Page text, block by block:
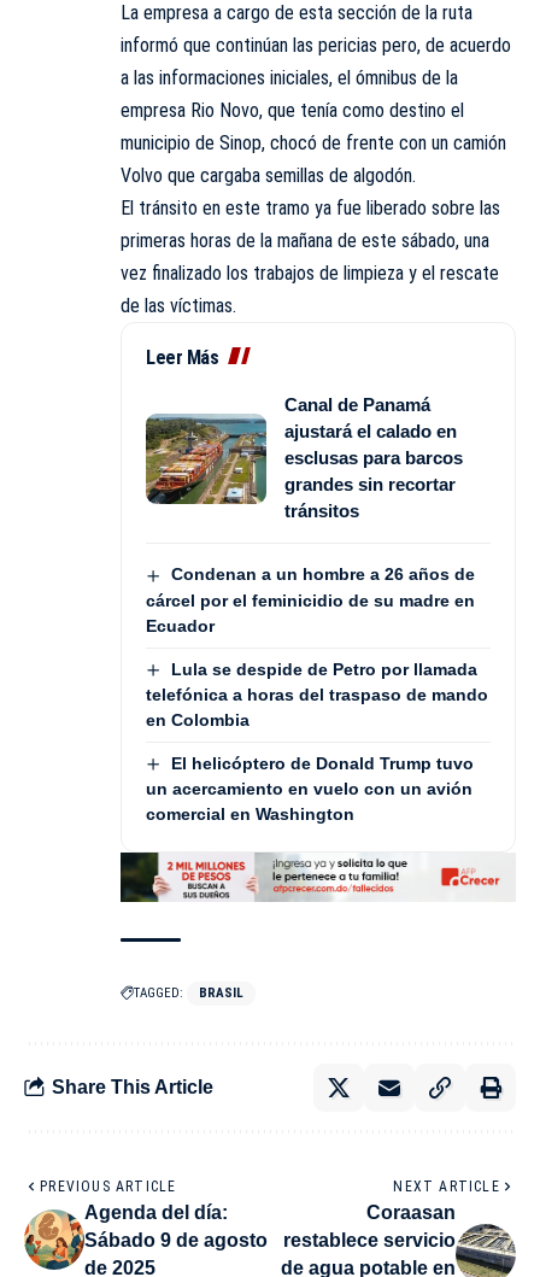
La empresa a cargo de esta sección de la ruta
informó que continúan las pericias pero, de acuerdo
a las informaciones iniciales, el ómnibus de la
empresa Rio Novo, que tenía como destino el
municipio de Sinop, chocó de frente con un camión
Volvo que cargaba semillas de algodón.
El tránsito en este tramo ya fue liberado sobre las
primeras horas de la mañana de este sábado, una
vez finalizado los trabajos de limpieza y el rescate
de las víctimas.
Leer Más
Canal de Panamá
ajustará el calado en
esclusas para barcos
grandes sin recortar
tránsitos
Condenan a un hombre a 26 años de
cárcel por el feminicidio de su madre en
Ecuador
Lula se despide de Petro por llamada
telefónica a horas del traspaso de mando
en Colombia
El helicóptero de Donald Trump tuvo
un acercamiento en vuelo con un avión
comercial en Washington
TAGGED: BRASIL
Share This Article
PREVIOUS ARTICLE
Agenda del día:
Sábado 9 de agosto
de 2025
NEXT ARTICLE
Coraasan
restablece servicio
de agua potable en